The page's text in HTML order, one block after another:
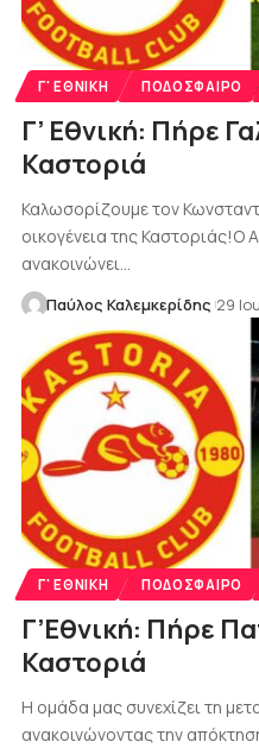
Γ' ΕΘΝΙΚΉ ΠΟΔΌΣΦΑΙΡΟ
Γ’ Εθνική: Πήρε
Καστοριά
Καλωσορίζουμε τον
οικογένεια της Καστοριάς!Ο
ανακοινώνει…
Παύλος Καλεμκερίδης 29
Γ' ΕΘΝΙΚΉ ΠΟΔΌΣΦΑΙΡΟ
Γ’Εθνική: Πήρε
Καστοριά
Η ομάδα μας συνεχίζει τη
ανακοινώνοντας την